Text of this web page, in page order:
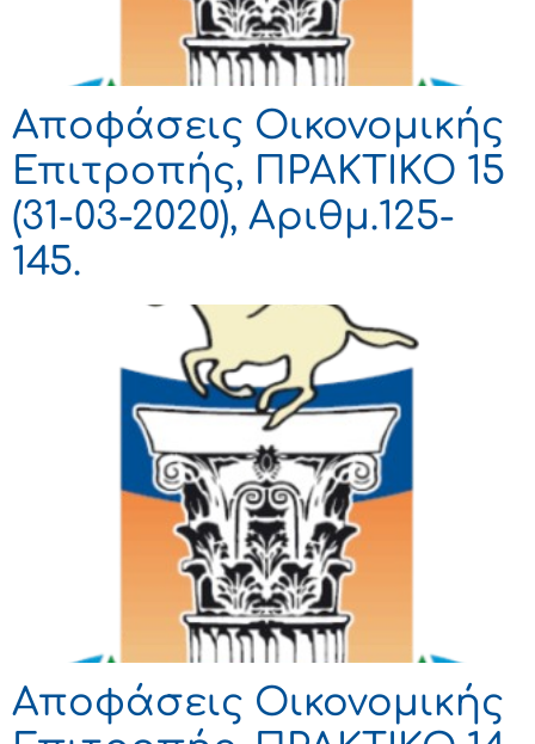
Αποφάσεις Οικονομικής
Επιτροπής, ΠΡΑΚΤΙΚΟ 15
(31-03-2020), Αριθμ.125-
145.
Αποφάσεις Οικονομικής